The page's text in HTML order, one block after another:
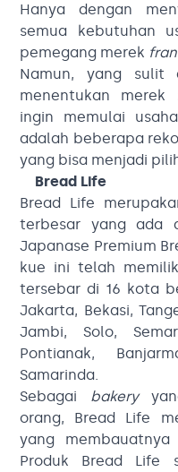
Hanya dengan
semua kebutuhan
pemegang merek
Namun, yang
menentukan merek
ingin memulai
adalah beberapa
yang bisa menjadi
Bread Life
Bread Life
terbesar yang ada
Japanase Premium
kue ini telah
tersebar di 16 kota
Jakarta, Bekasi,
Jambi, Solo,
Pontianak,
Samarinda.
Sebagai bakery
orang, Bread Life
yang
Produk Bread Life